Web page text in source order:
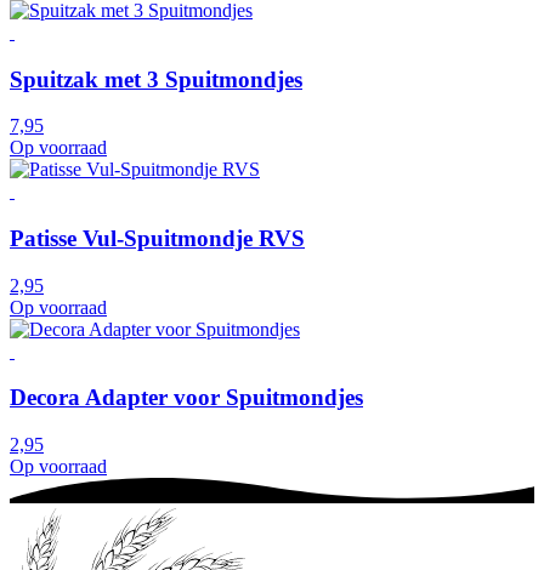
Spuitzak met 3 Spuitmondjes
7,95
Op voorraad
Patisse Vul-Spuitmondje RVS
2,95
Op voorraad
Decora Adapter voor Spuitmondjes
2,95
Op voorraad